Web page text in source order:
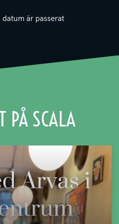
datum är passerat
PÅ SCALA